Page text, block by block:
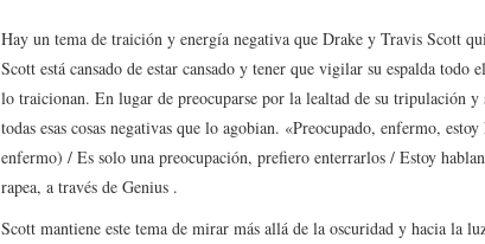
Hay un tema de traición y energía negativa que Drake y Travis Scott
Scott está cansado de estar cansado y tener que vigilar su espalda todo
lo traicionan. En lugar de preocuparse por la lealtad de su tripulación y
todas esas cosas negativas que lo agobian. «Preocupado, enfermo,
enfermo) / Es solo una preocupación, prefiero enterrarlos / Estoy
rapea, a través de Genius .
Scott mantiene este tema de mirar más allá de la oscuridad y hacia la